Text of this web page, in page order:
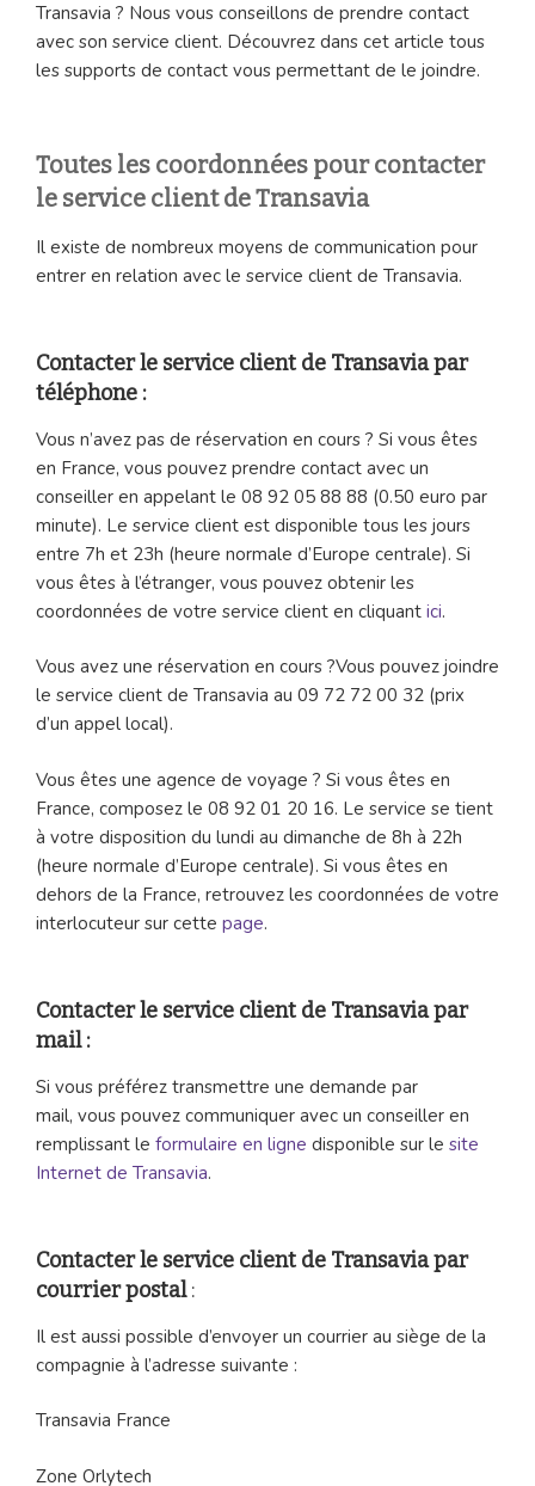
Transavia ? Nous vous conseillons de prendre contact
avec son service client. Découvrez dans cet article tous
les supports de contact vous permettant de le joindre.
Toutes les coordonnées pour contacter
le service client de Transavia
Il existe de nombreux moyens de communication pour
entrer en relation avec le service client de Transavia.
Contacter le service client de Transavia par
téléphone :
Vous n’avez pas de réservation en cours ? Si vous êtes
en France, vous pouvez prendre contact avec un
conseiller en appelant le 08 92 05 88 88 (0.50 euro par
minute). Le service client est disponible tous les jours
entre 7h et 23h (heure normale d’Europe centrale). Si
vous êtes à l’étranger, vous pouvez obtenir les
coordonnées de votre service client en cliquant ici.
Vous avez une réservation en cours ?Vous pouvez joindre
le service client de Transavia au 09 72 72 00 32 (prix
d’un appel local).
Vous êtes une agence de voyage ? Si vous êtes en
France, composez le 08 92 01 20 16. Le service se tient
à votre disposition du lundi au dimanche de 8h à 22h
(heure normale d’Europe centrale). Si vous êtes en
dehors de la France, retrouvez les coordonnées de votre
interlocuteur sur cette page.
Contacter le service client de Transavia par
mail :
Si vous préférez transmettre une demande par
mail, vous pouvez communiquer avec un conseiller en
remplissant le formulaire en ligne disponible sur le site
Internet de Transavia.
Contacter le service client de Transavia par
courrier postal:
Il est aussi possible d’envoyer un courrier au siège de la
compagnie à l’adresse suivante :
Transavia France
Zone Orlytech